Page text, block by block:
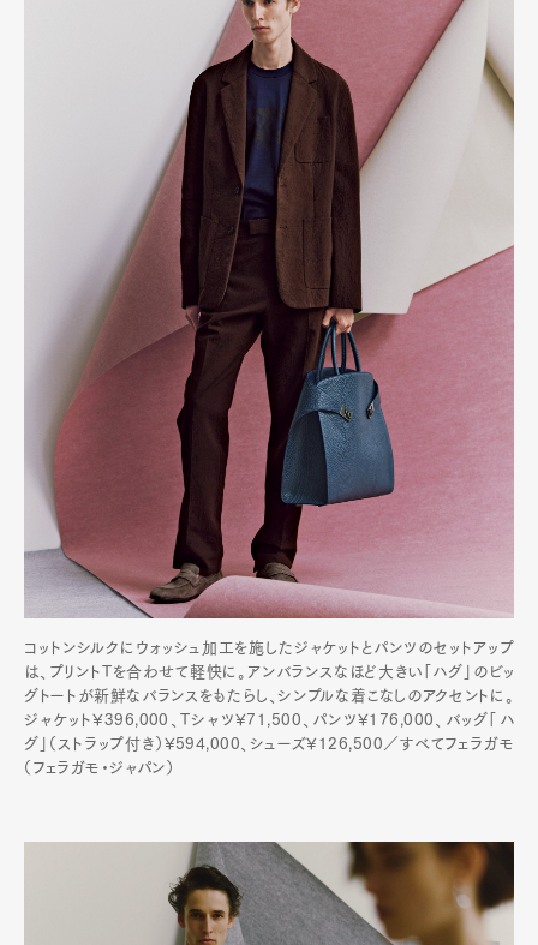
Art&Design Watch
Fashion
Gourmet
Product Culture Lifestyle
Pen Membership
Magazine
Official Columnist
About
Contact
Pen Meet
Pen international Pen tw
コットンシルクにウォッシュ加工を施したジャケットとパンツのセットアップ
は、プリントTを合わせて軽快に。アンバランスなほど大きい「ハグ」のビッ
グトートが新鮮なバランスをもたらし、シンプルな着こなしのアクセントに。
ジャケット¥396,000、Tシャツ¥71,500、パンツ¥176,000、バッグ「ハ
グ」（ストラップ付き）¥594,000、シューズ¥126,500／すべてフェラガモ
（フェラガモ・ジャパン）